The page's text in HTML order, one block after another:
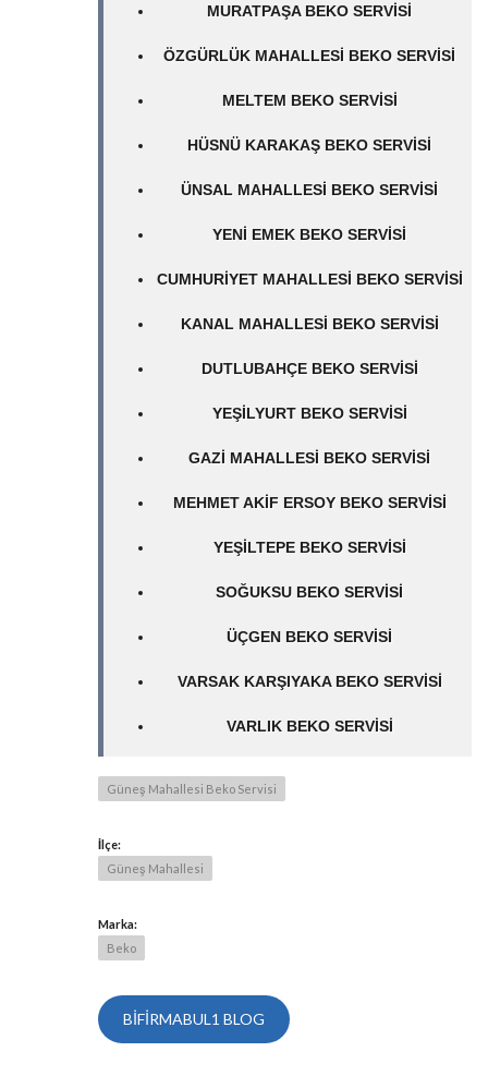
MURATPAŞA BEKO SERVISI
ÖZGÜRLÜK MAHALLESI BEKO SERVISI
MELTEM BEKO SERVISI
HÜSNÜ KARAKAŞ BEKO SERVISI
ÜNSAL MAHALLESI BEKO SERVISI
YENI EMEK BEKO SERVISI
CUMHURIYET MAHALLESI BEKO SERVISI
KANAL MAHALLESI BEKO SERVISI
DUTLUBAHÇE BEKO SERVISI
YEŞILYURT BEKO SERVISI
GAZI MAHALLESI BEKO SERVISI
MEHMET AKIF ERSOY BEKO SERVISI
YEŞILTEPE BEKO SERVISI
SOĞUKSU BEKO SERVISI
ÜÇGEN BEKO SERVISI
VARSAK KARŞIYAKA BEKO SERVISI
VARLIK BEKO SERVISI
Güneş Mahallesi Beko Servisi
İlçe:
Güneş Mahallesi
Marka:
Beko
BIFIRMABUL1 BLOG